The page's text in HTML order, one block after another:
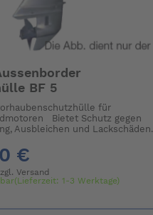
BF 5
für
Bietet Schutz gegen
Ausbleichen und Lackschäden.
€
Versand
1-3 Werktage)